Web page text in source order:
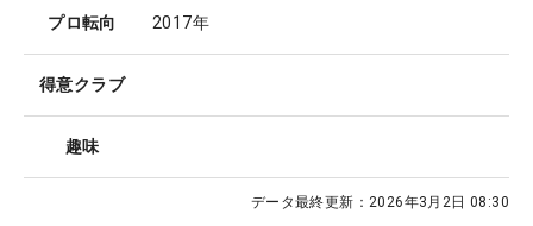
プロ転向 2017年
得意クラブ
趣味
データ最終更新： 2026年3月2日 08:30